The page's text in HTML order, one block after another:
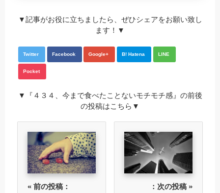
▼記事がお役に立ちましたら、ぜひシェアをお願い致し
ます！▼
Twitter Facebook Google+ B! Hatena LINE
Pocket
▼『４３４、今まで食べたことないモチモチ感』の前後
の投稿はこちら▼
« 前の投稿：
：次の投稿 »